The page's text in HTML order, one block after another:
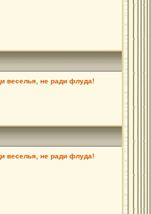
веселья, не ради флуда!
веселья, не ради флуда!